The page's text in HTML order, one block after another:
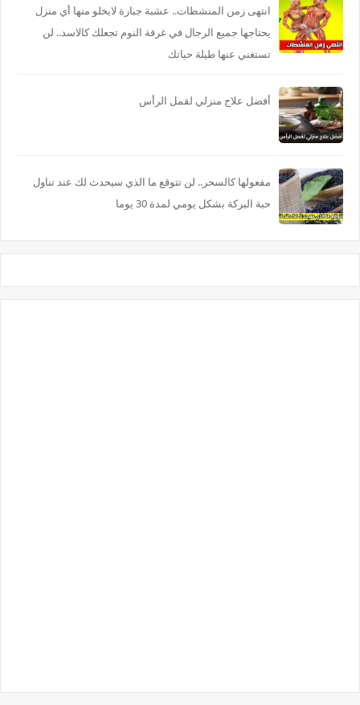
انتهى زمن المنشطات.. عشبة جبارة لايخلو منها أي منزل
يحتاجها جميع الرجال في غرفة النوم تجعلك كالاسد.. لن
تستغني عنها طيلة حياتك
أفضل علاج منزلي لقمل الرأس
مفعولها كالسحر.. لن تتوقع ما الذي سيحدث لك عند تناول
حبة البركة بشكل يومي لمدة 30 يوما